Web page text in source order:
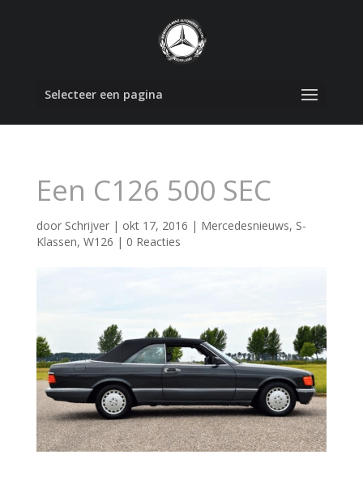
Selecteer een pagina
Een C126 500 SEC
door Schrijver| okt 17, 2016 | Mercedesnieuws, S-
Klassen, W126 | 0 Reacties